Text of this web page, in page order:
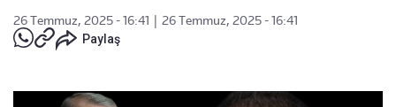
26 Temmuz, 2025 - 16:41
26 Temmuz, 2025 - 16:41
Paylaş